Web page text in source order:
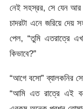
নেই সহস্রর, সে যেন আর
চাদরটা এনে জরিয়ে
পেল, “তুমি এতরাত্রে
কিভাবে?”
“আগে বসো” ব্যালকনির
“আমি এত রাত্রে এই